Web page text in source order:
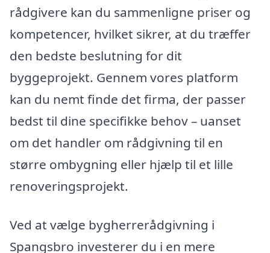
rådgivere kan du sammenligne priser og
kompetencer, hvilket sikrer, at du træffer
den bedste beslutning for dit
byggeprojekt. Gennem vores platform
kan du nemt finde det firma, der passer
bedst til dine specifikke behov – uanset
om det handler om rådgivning til en
større ombygning eller hjælp til et lille
renoveringsprojekt.
Ved at vælge bygherrerådgivning i
Spangsbro investerer du i en mere